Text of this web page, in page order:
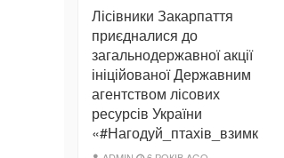
Лісівники Закарпаття
приєдналися до
загальнодержавної акції
ініційованої Державним
агентством лісових
ресурсів України
«#Нагодуй_птахів_взимку»